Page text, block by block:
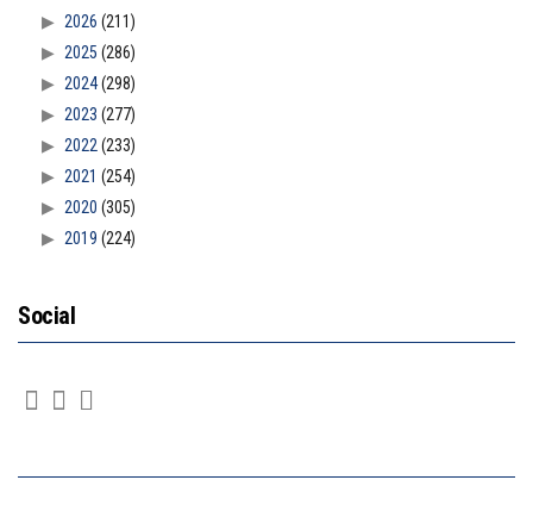
2026 (211)
2025 (286)
2024(298)
2023 (277)
2022(233)
2021 (254)
2020 (305)
2019 (224)
Social